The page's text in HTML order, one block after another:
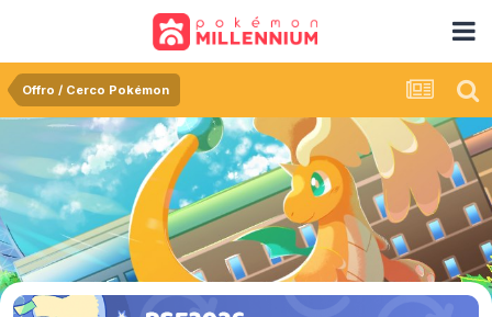
Offro / Cerco Pokémon